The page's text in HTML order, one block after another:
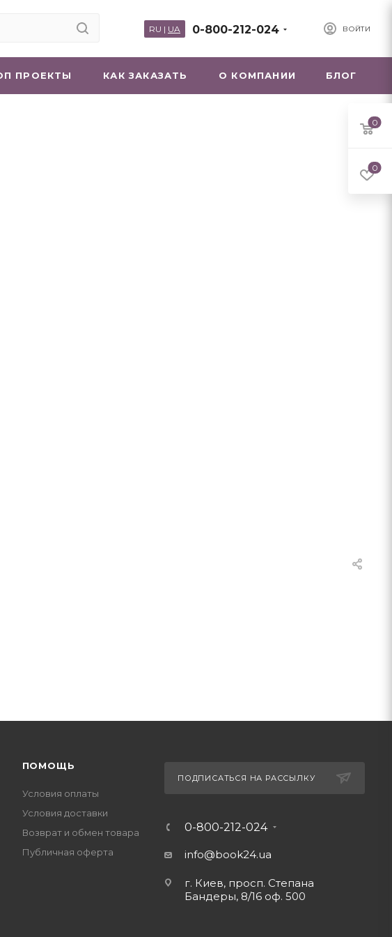
ВОЙТИ
0-800-212-024
RU | UA
ПРОЕКТЫ КАК ЗАКАЗАТЬ О КОМПАНИИ БЛОГ
ПОМОЩЬ
Условия оплаты
Условия доставки
Возврат и обмен товара
Публичная оферта
ПОДПИСАТЬСЯ НА РАССЫЛКУ
0-800-212-024
info@book24.ua
г. Киев, просп. Степана
Бандеры, 8/16 оф. 500
0
0